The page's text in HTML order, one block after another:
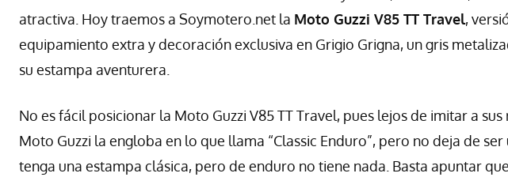
atractiva. Hoy traemos a Soymotero.net la Moto Guzzi V85 TT Travel,
equipamiento extra y decoración exclusiva en Grigio Grigna, un gris
su estampa aventurera.
No es fácil posicionar la Moto Guzzi V85 TT Travel, pues lejos de imitar a
Moto Guzzi la engloba en lo que llama “Classic Enduro”, pero no deja de
tenga una estampa clásica, pero de enduro no tiene nada. Basta apuntar